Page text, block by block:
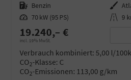
Kraftstoff Benzin Außenfarbe
Leistung 70 kW (95 PS) Kilometerstand 9
19.240,– €
incl. 19% MwSt.
Verbrauch kombiniert: 5,00 l/
CO2-Klasse: C
CO2-Emissionen: 113,00 g/km